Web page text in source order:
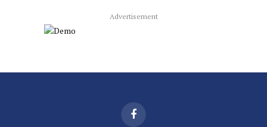
Advertisement
Facebook